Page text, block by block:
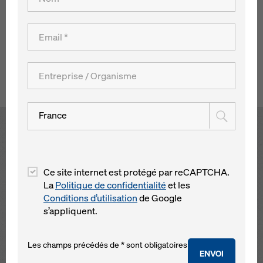
forme du tracé représente la lettre « Q » stylisée qui
correspond au logo de la compagnie d'assurances Uniqa
Versicherungen AG qui a installé son siège dans
l'immeuble
Retour à l´aperçu
France
Ce site internet est protégé par reCAPTCHA.
LaPolitique de confidentialitéet les
Conditions d’utilisationde Google
s’appliquent.
ENVOI
Les champs précédés de * sont obligatoires